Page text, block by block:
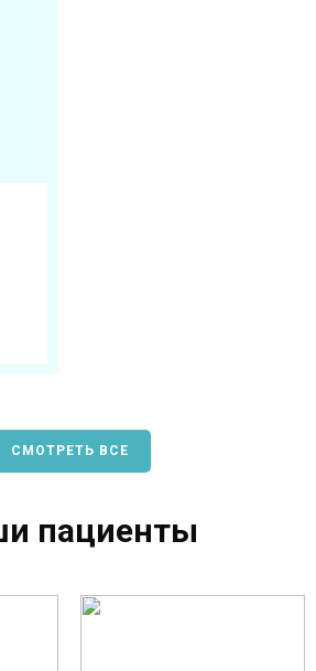
СМОТРЕТЬ ВСЕ
пациенты